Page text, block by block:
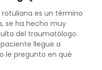
es un término
se ha hecho muy
del traumatólogo.
llegue a
le pregunto en qué